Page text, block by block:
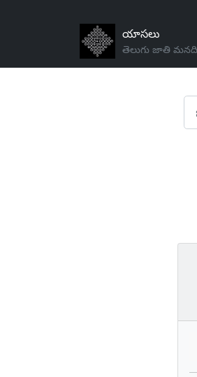
యాసలు
తెలుగు జాతి మనది